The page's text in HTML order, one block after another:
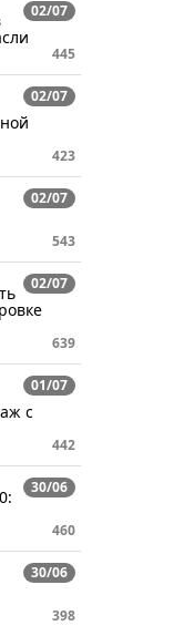
02/07
445
02/07
423
02/07
543
02/07
639
01/07
с
442
30/06
460
30/06
398